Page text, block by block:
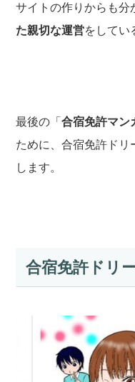
サイトの作りからも分
た親切な運営をしてい
最後の「合宿免許マン
ために、合宿免許ドリ
します。
合宿免許ドリ